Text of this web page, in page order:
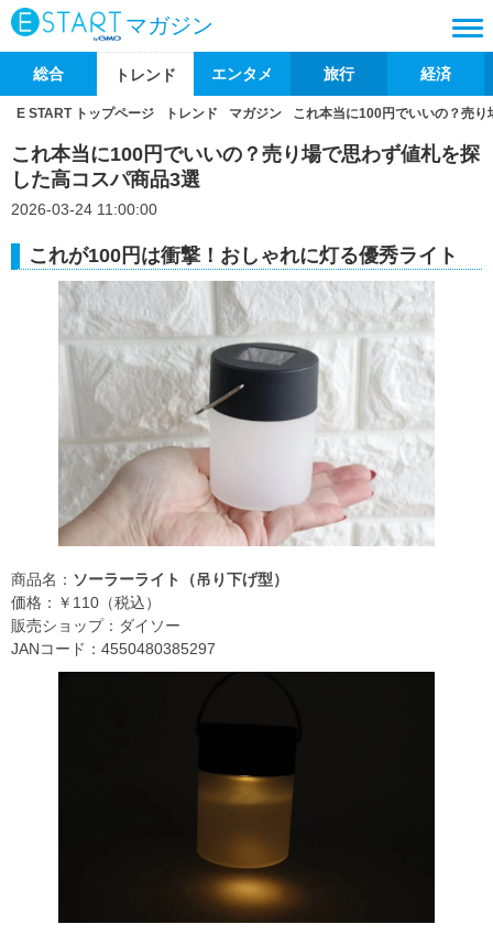
マガジン
総合 トレンド エンタメ 旅行 経済
E START トップページ トレンド マガジン これ本当に100円でいいの？売
これ本当に100円でいいの？売り場で思わず値札を探
した高コスパ商品3選
2026-03-24 11:00:00
これが100円は衝撃！おしゃれに灯る優秀ライト
商品名： ソーラーライト（吊り下げ型）
価格：￥110（税込）
販売ショップ：ダイソー
JANコード：4550480385297